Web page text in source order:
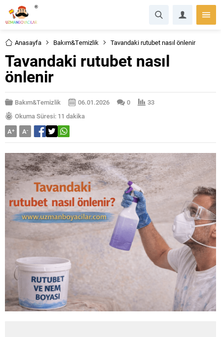
Anasayfa Bakım&Temizlik Tavandaki rutubet nasıl önlenir
Tavandaki rutubet nasıl
önlenir
Bakım&Temizlik 06.01.2026 0
33
Okuma Süresi: 11 dakika
A+ A-